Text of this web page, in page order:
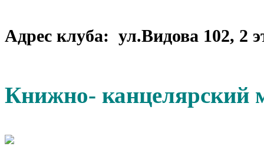
Адрес клуба: ул.Видова 102, 2
Книжно- канцелярский